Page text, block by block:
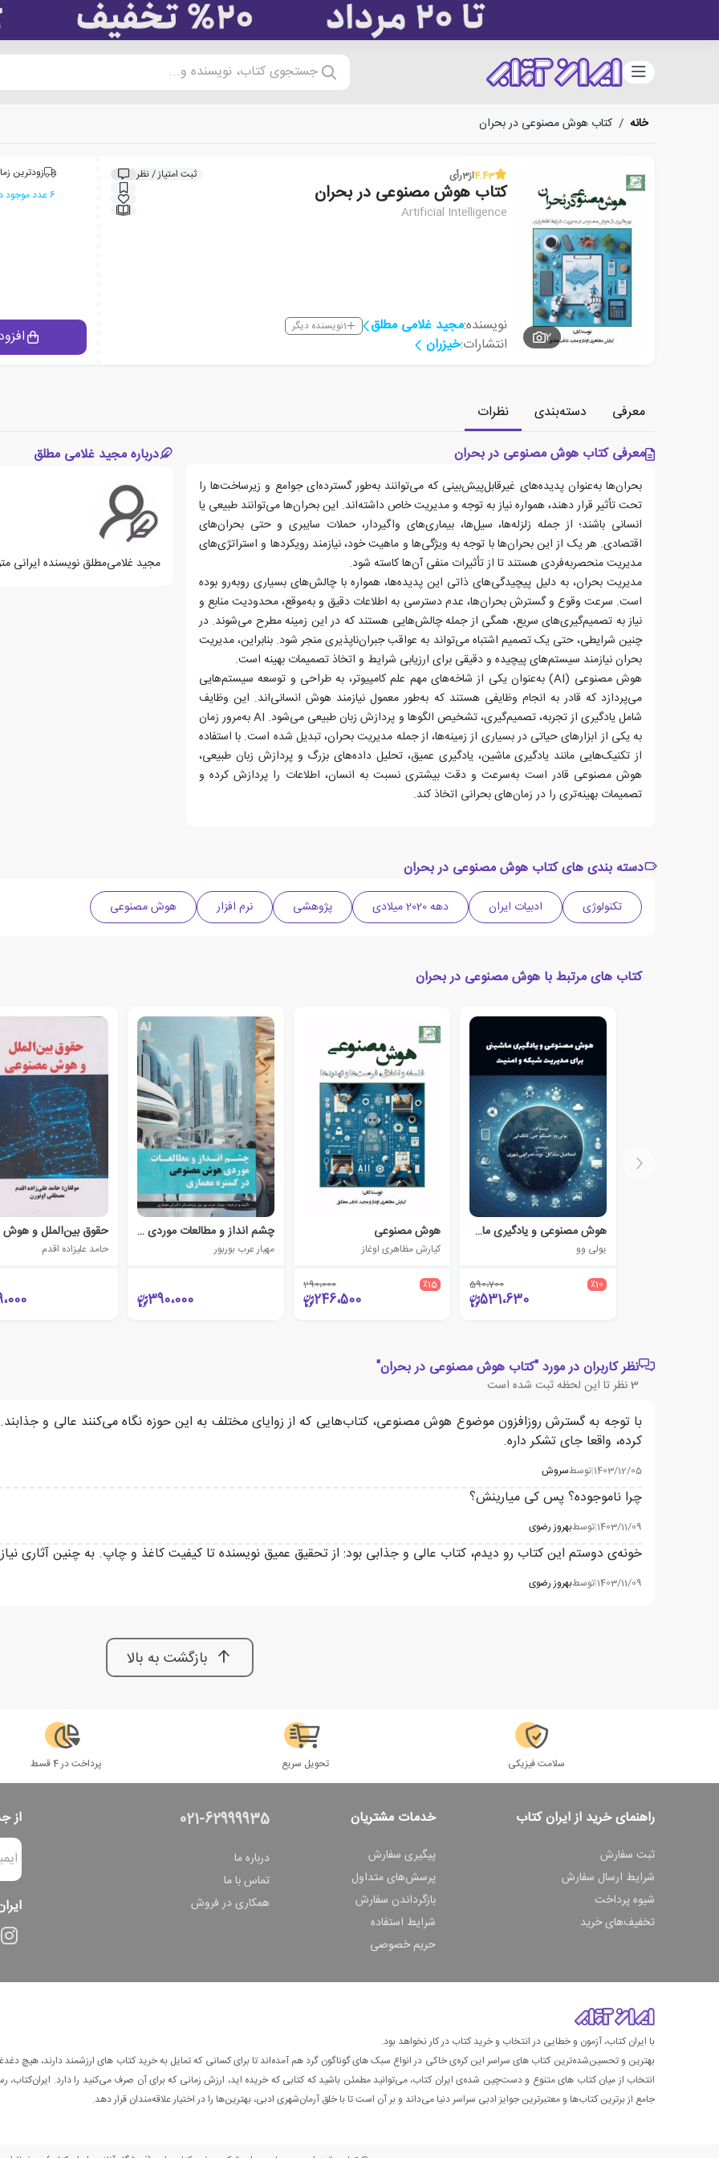
دسته‌بندی جستجوی کتاب، نویسنده و...
خانه / کتاب هوش مصنوعی در بحران
2
4.43از3رأی ثبت امتیاز / نظر
کتاب هوش مصنوعی در بحران
Artificial Intelligence
نویسنده:مجید غلامی مطلق 1نویسنده دیگر
انتشارات:خیزران
زودترین
6 عدد موجود در انبار ایران کتاب
معرفی دسته‌بندی
نظرات
معرفی کتاب هوش مصنوعی در بحران
بحران‌ها به‌عنوان پدیده‌های غیرقابل‌پیش‌بینی که می‌توانند به‌طور گسترده‌ای جوامع و زیرساخت‌ها را
تحت تأثیر قرار دهند، همواره نیاز به توجه و مدیریت خاص داشته‌اند. این بحران‌ها می‌توانند طبیعی یا
انسانی باشند؛ از جمله زلزله‌ها، سیل‌ها، بیماری‌های واگیردار، حملات سایبری و حتی بحران‌های
اقتصادی. هر یک از این بحران‌ها با توجه به ویژگی‌ها و ماهیت خود، نیازمند رویکردها و استراتژی‌های
مدیریت منحصربه‌فردی هستند تا از تأثیرات منفی آن‌ها کاسته شود.
مدیریت بحران، به دلیل پیچیدگی‌های ذاتی این پدیده‌ها، همواره با چالش‌های بسیاری روبه‌رو بوده
است. سرعت وقوع و گسترش بحران‌ها، عدم دسترسی به اطلاعات دقیق و به‌موقع، محدودیت منابع و
نیاز به تصمیم‌گیری‌های سریع، همگی از جمله چالش‌هایی هستند که در این زمینه مطرح می‌شوند. در
چنین شرایطی، حتی یک تصمیم اشتباه می‌تواند به عواقب جبران‌ناپذیری منجر شود. بنابراین، مدیریت
بحران نیازمند سیستم‌های پیچیده و دقیقی برای ارزیابی شرایط و اتخاذ تصمیمات بهینه است.
هوش مصنوعی (AI) به‌عنوان یکی از شاخه‌های مهم علم کامپیوتر، به طراحی و توسعه سیستم‌هایی
می‌پردازد که قادر به انجام وظایفی هستند که به‌طور معمول نیازمند هوش انسانی‌اند. این وظایف
شامل یادگیری از تجربه، تصمیم‌گیری، تشخیص الگوها و پردازش زبان طبیعی می‌شود. AI به‌مرور زمان
به یکی از ابزارهای حیاتی در بسیاری از زمینه‌ها، از جمله مدیریت بحران، تبدیل شده است. با استفاده
از تکنیک‌هایی مانند یادگیری ماشین، یادگیری عمیق، تحلیل داده‌های بزرگ و پردازش زبان طبیعی،
هوش مصنوعی قادر است به‌سرعت و دقت بیشتری نسبت به انسان، اطلاعات را پردازش کرده و
تصمیمات بهینه‌تری را در زمان‌های بحرانی اتخاذ کند.
درباره مجید غلامی مطلق
مجید غلامی‌مطلق نویسنده ایرانی متولد سال
دسته بندی های کتاب هوش مصنوعی در بحران
تکنولوژی ادبیات ایران دهه 2020 میلادی پژوهشی نرم افزار هوش مصنوعی
کتاب های مرتبط با هوش مصنوعی در بحران
هوش مصنوعی و یادگیری ماشینی برای مدیریت شبکه و امنیت
یولی وو
٪10 590،700
531،630
هوش مصنوعی
کیارش مظاهری اوغاز
٪15 290،000
246،500
چشم انداز و مطالعات موردی هوش مصنوعی در گستره معماری‏‫
مهیار عرب بوربور
390،000
حامد علیزاده اقدم
نظر کاربران در مورد "کتاب هوش مصنوعی در بحران"
3نظر تا این لحظه ثبت شده است
با توجه به گسترش روزافزون موضوع هوش مصنوعی، کتاب‌هایی که از زوایای مختلف به این حوزه نگاه می‌کنند عالی و
کرده، واقعا جای تشکر داره.
1403/12/05
|توسطسروش
چرا ناموجوده؟ پس کی میارینش؟
1403/11/09
|توسطبهروز رضوی
خونه‌ی دوستم این کتاب رو دیدم، کتاب عالی و جذابی بود: از تحقیق عمیق نویسنده تا کیفیت کاغذ و چاپ. به چنین آثاری نیاز
1403/11/09
|توسطبهروز رضوی
بازگشت به بالا
سلامت فیزیکی تحویل سریع پرداخت در 4 قسط
راهنمای خرید از ایران کتاب
ثبت سفارش
شرایط ارسال سفارش
شیوه پرداخت
تخفیف‌های خرید
خدمات مشتریان
پیگیری سفارش
پرسش‌های متداول
بازگرداندن سفارش
شرایط استفاده
حریم خصوصی
021-62999935
درباره ما
تماس با ما
همکاری در فروش
از
با ایران کتاب، آزمون و خطایی در انتخاب و خرید کتاب در کار نخواهد بود.
بهترین و تحسین‌شده‌ترین کتاب‌ های سراسر این کره‌ی خاکی در انواع سبک های گوناگون گرد هم آمده‌اند تا برای کسانی که تمایل به خرید کتاب های ارزشمند دارند، هیچ
انتخاب از میان کتاب های متنوع و دست‌چین شده‌ی ایران کتاب، می‌توانید مطمئن باشید که کتابی که خریده اید، ارزش زمانی که برای آن صرف می‌کنید را دارد. ایران‌کتاب،
جامع از برترین کتاب‌ها و معتبرترین جوایز ادبی سراسر دنیا می‌داند و بر آن است تا با خلق آرمان‌شهری ادبی، بهترین‌ها را در اختیار علاقه‌مندان قرار دهد.